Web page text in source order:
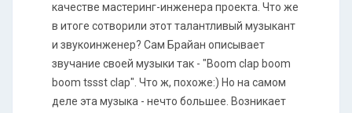
качестве мастеринг-инженера проекта. Что же
в итоге сотворили этот талантливый музыкант
и звукоинженер? Сам Брайан описывает
звучание своей музыки так - "Boom clap boom
boom tssst clap". Что ж, похоже:) Но на самом
деле эта музыка - нечто большее. Возникает